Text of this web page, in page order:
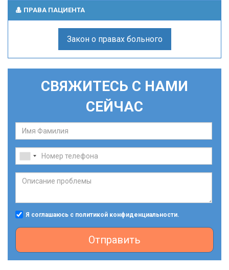
ПРАВА ПАЦИЕНТА
Закон о правах больного
СВЯЖИТЕСЬ С НАМИ
СЕЙЧАС
Я соглашаюсь с политикой конфиденциальности.
Отправить